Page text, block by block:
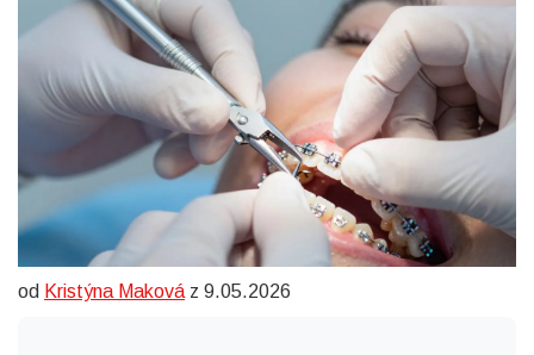
od Kristýna Maková z 9.05.2026